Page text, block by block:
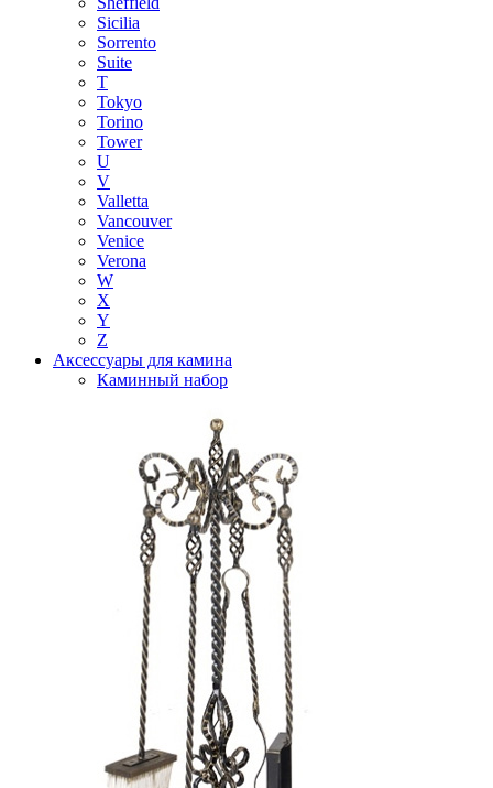
Sicilia
Sorrento
Suite
T
Tokyo
Torino
Tower
U
V
Valletta
Vancouver
Venice
Verona
W
X
Y
Z
Аксессуары для камина
Каминный набор